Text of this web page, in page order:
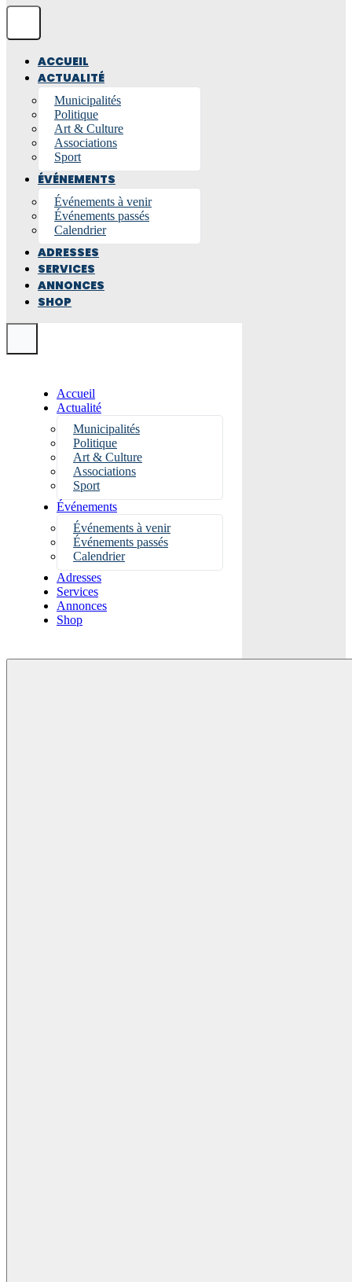
ACCUEIL
ACTUALITÉ
Municipalités
Politique
Art & Culture
Associations
Sport
ÉVÉNEMENTS
Événements à venir
Événements passés
Calendrier
ADRESSES
SERVICES
ANNONCES
SHOP
Accueil
Actualité
Municipalités
Politique
Art & Culture
Associations
Sport
Événements
Événements à venir
Événements passés
Calendrier
Adresses
Services
Annonces
Shop